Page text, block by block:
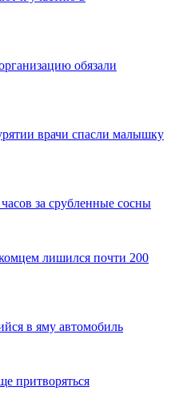
обязали
врачи спасли малышку
за срубленные сосны
лишился почти 200
в яму автомобиль
притворяться